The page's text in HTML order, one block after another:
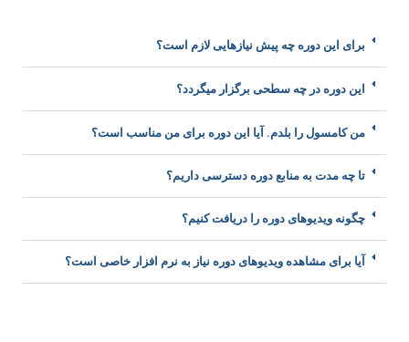
برای این دوره چه پیش نیازهایی لازم است؟
این دوره در چه سطحی برگزار میگردد؟
من کامسول را بلدم. آیا این دوره برای من مناسب است؟
تا چه مدت به منابع دوره دسترسی داریم؟
چگونه ویدیوهای دوره را دریافت کنیم؟
آیا برای مشاهده ویدیوهای دوره نیاز به نرم افزار خاصی است؟